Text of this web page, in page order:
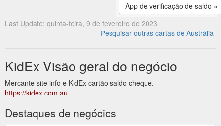
App de verificação de saldo »
Last Update: quinta-feira, 9 de fevereiro de 2023
Pesquisar outras cartas de Austrália
KidEx Visão geral do negócio
Mercante site info e KidEx cartão saldo cheque.
https://kidex.com.au
Destaques de negócios